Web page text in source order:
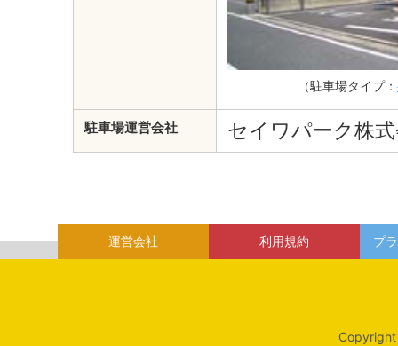
（駐車場タイプ：
駐車場運営会社 セイワパーク株
運営会社 利用規約 プ